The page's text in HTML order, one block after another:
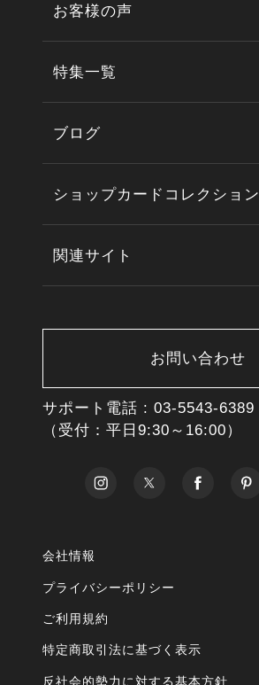
お客様の声
特集一覧
ブログ
ショップカードコレクション
関連サイト
お問い合わせ
サポート電話 : 03-5543-6389
（受付：平日9:30～16:00）
会社情報
プライバシーポリシー
ご利用規約
特定商取引法に基づく表示
反社会的勢力に対する基本方針